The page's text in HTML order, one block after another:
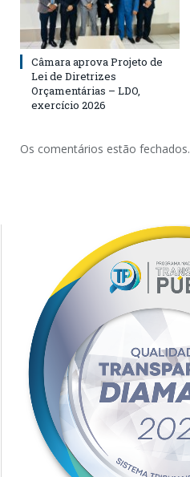
Câmara aprova Projeto de
Lei de Diretrizes
Orçamentárias – LDO,
exercício 2026
Os comentários estão fechados.